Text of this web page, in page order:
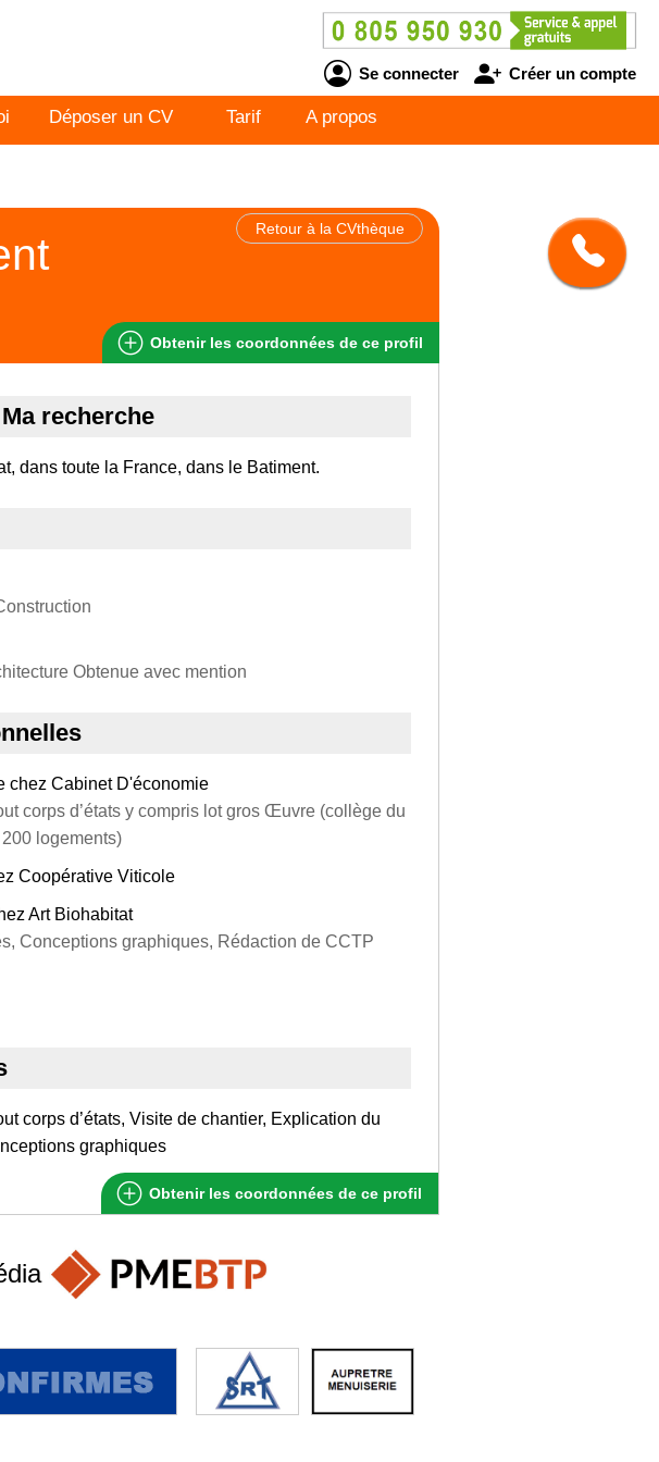
Se connecter Créer un compte
Déposer un CV Tarif A propos
Retour à la CVthèque
Obtenir les coordonnées de ce profil
Ma recherche
dans toute la France, dans le Batiment.
Obtenue avec mention
chez Cabinet D'économie
corps d’états y compris lot gros Œuvre (collège du
logements)
Coopérative Viticole
Art Biohabitat
Conceptions graphiques, Rédaction de CCTP
corps d’états, Visite de chantier, Explication du
graphiques
Obtenir les coordonnées de ce profil